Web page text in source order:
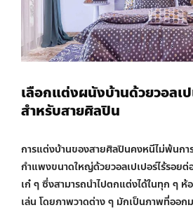
เลือกแต่งผนังบ้านด้วยวอลเ
สำหรับสายศิลปิน
การแต่งบ้านของสายศิลปินคงหนีไม่พ้นก
กำแพงขนาดใหญ่ด้วยวอลเปเปอร์ไร้รอย
เก๋ ๆ ซึ่งสามารถนำไปตกแต่งได้ในทุก ๆ
เล่น โดยภาพวาดต่าง ๆ มักเป็นภาพที่ออก